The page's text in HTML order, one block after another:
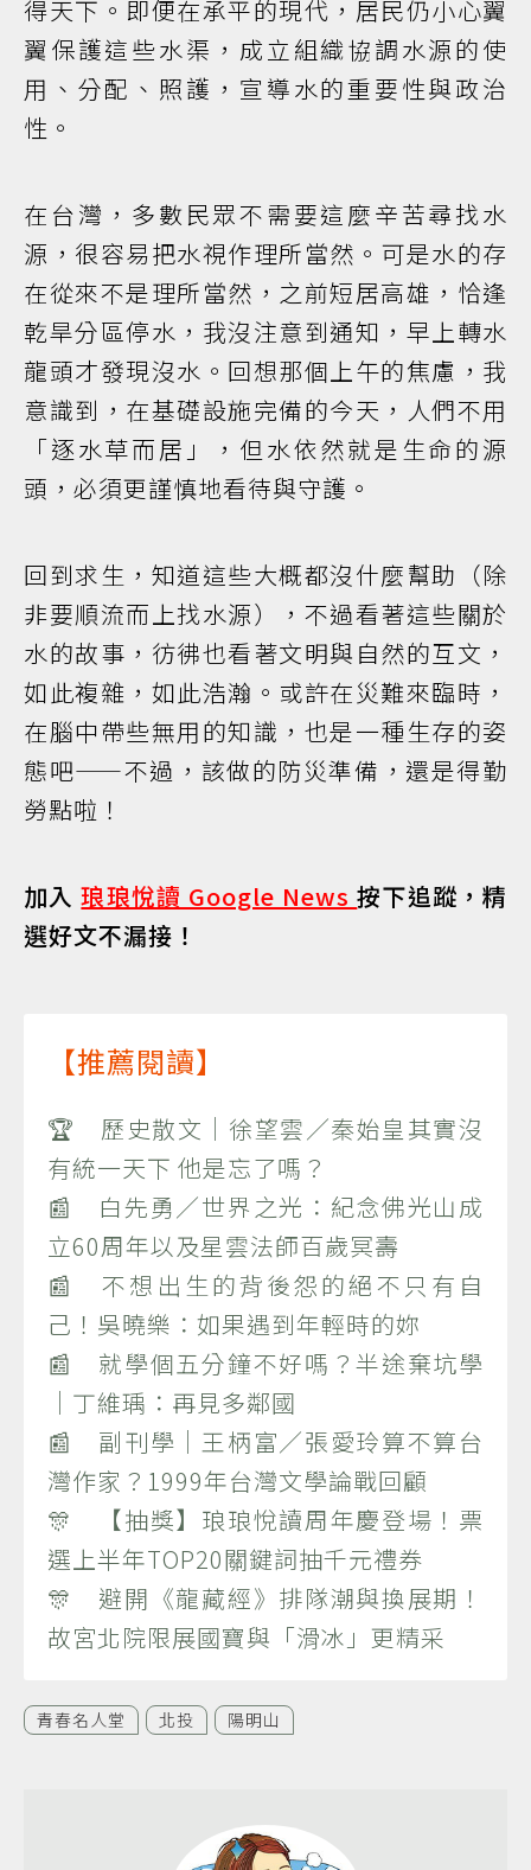
得天下。即便在承平的現代，居民仍小心翼
翼保護這些水渠，成立組織協調水源的使
用、分配、照護，宣導水的重要性與政治
性。
在台灣，多數民眾不需要這麼辛苦尋找水
源，很容易把水視作理所當然。可是水的存
在從來不是理所當然，之前短居高雄，恰逢
乾旱分區停水，我沒注意到通知，早上轉水
龍頭才發現沒水。回想那個上午的焦慮，我
意識到，在基礎設施完備的今天，人們不用
「逐水草而居」，但水依然就是生命的源
頭，必須更謹慎地看待與守護。
回到求生，知道這些大概都沒什麼幫助（除
非要順流而上找水源），不過看著這些關於
水的故事，彷彿也看著文明與自然的互文，
如此複雜，如此浩瀚。或許在災難來臨時，
在腦中帶些無用的知識，也是一種生存的姿
態吧——不過，該做的防災準備，還是得勤
勞點啦！
加入琅琅悅讀 Google News按下追蹤，精
選好文不漏接！
【推薦閱讀】
🏆 歷史散文｜徐望雲／秦始皇其實沒
有統一天下 他是忘了嗎？
📰 白先勇／世界之光：紀念佛光山成
立60周年以及星雲法師百歲冥壽
📰 不想出生的背後怨的絕不只有自
己！吳曉樂：如果遇到年輕時的妳
📰 就學個五分鐘不好嗎？半途棄坑學
｜丁維瑀：再見多鄰國
📰 副刊學｜王柄富／張愛玲算不算台
灣作家？1999年台灣文學論戰回顧
🎊 【抽獎】琅琅悅讀周年慶登場！票
選上半年TOP20關鍵詞抽千元禮券
🎊 避開《龍藏經》排隊潮與換展期！
故宮北院限展國寶與「滑冰」更精采
青春名人堂 北投 陽明山